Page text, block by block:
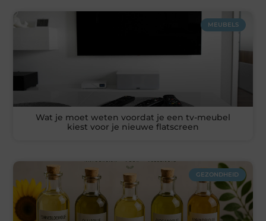
MEUBELS
Wat je moet weten voordat je een tv-meubel
kiest voor je nieuwe flatscreen
GEZONDHEID